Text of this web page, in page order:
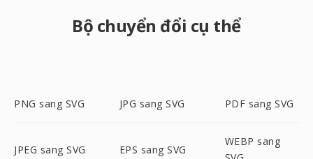
Bộ chuyển đổi cụ thể
PNG sang SVG JPG sang SVG PDF sang SVG
JPEG sang SVG EPS sang SVG
WEBP sang